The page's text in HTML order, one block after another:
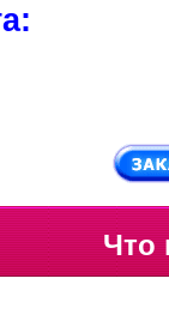
Что